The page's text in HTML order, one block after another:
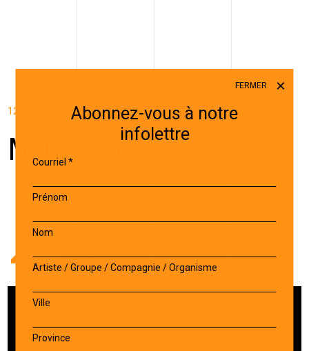
12 MARS 2024
M.Chandler
AccueilArtiste - M.Chandler
FERMER
Abonnez-vous à notre
infolettre
Courriel*
Prénom
Nom
Artiste / Groupe / Compagnie / Organisme
Ville
Province